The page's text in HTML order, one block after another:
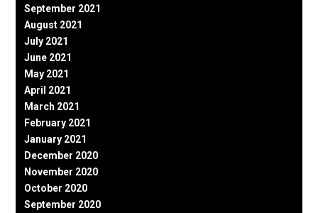
September 2021
August 2021
July 2021
June 2021
May 2021
April 2021
March 2021
February 2021
January 2021
December 2020
November 2020
October 2020
September 2020